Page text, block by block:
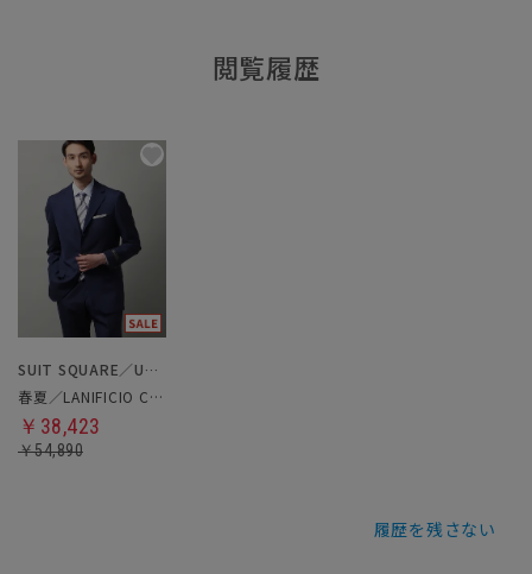
閲覧履歴
SUIT SQUARE／UNIVERSAL LANGUAGE
春夏／LANIFICIO CAMPORE／ツーパンツスーツ
￥38,423
￥54,890
履歴を残さない